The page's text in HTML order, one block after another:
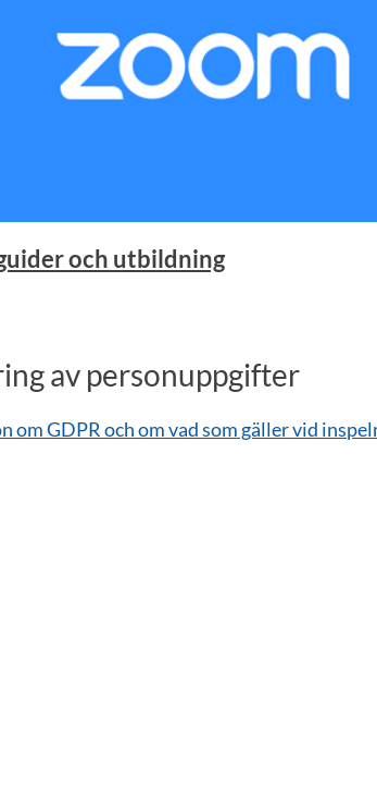
och utbildning
av personuppgifter
om GDPR och om vad som gäller vid